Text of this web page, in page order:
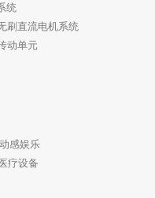
统
刷直流电机系统
动单元
动感娱乐
疗设备